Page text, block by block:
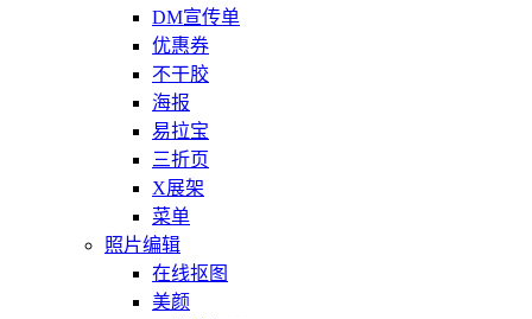
DM宣传单
优惠券
不干胶
海报
易拉宝
三折页
X展架
菜单
照片编辑
在线抠图
美颜